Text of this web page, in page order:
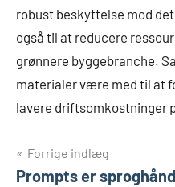
robust beskyttelse mod
også til at reducere
grønnere byggebranche.
materialer være med til at
lavere driftsomkostninger
Forrige indlæg
Prompts er